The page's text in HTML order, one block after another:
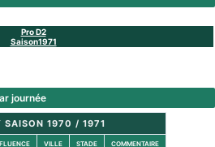
Pro D2
Saison1971
journée
SAISON 1970 / 1971
VILLE STADE COMMENTAIRE